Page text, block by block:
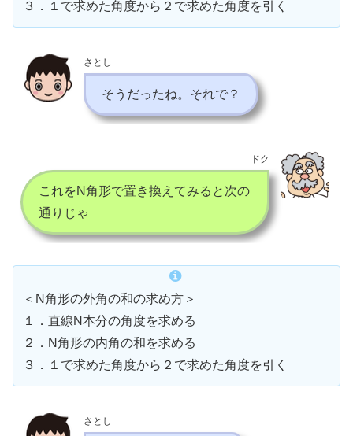
３．１で求めた角度から２で求めた角度を引く
さとし
そうだったね。それで？
ドク
これをN角形で置き換えてみると次の
通りじゃ
＜N角形の外角の和の求め方＞
１．直線N本分の角度を求める
２．N角形の内角の和を求める
３．１で求めた角度から２で求めた角度を引く
さとし